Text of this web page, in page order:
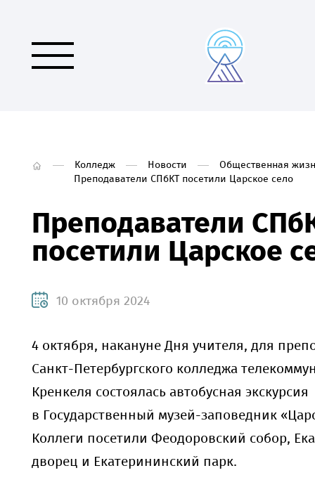
Колледж Новости
Общественная
Преподаватели СПбКТ посетили Царское село
Преподаватели
посетили Царское
10 октября 2024
4 октября, накануне Дня учителя, для
Санкт-Петербургского колледжа
Кренкеля состоялась автобусная экскурсия
в Государственный музей-заповедник
Коллеги посетили Феодоровский собор,
дворец и Екатерининский парк.